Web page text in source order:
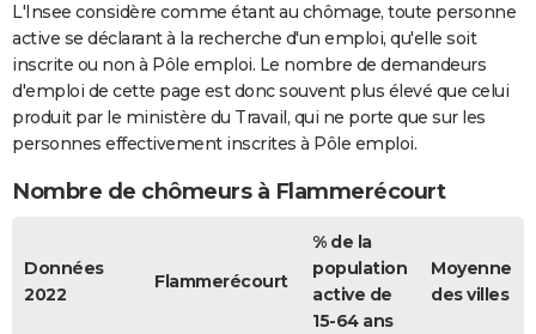
L'Insee considère comme étant au chômage, toute personne
active se déclarant à la recherche d'un emploi, qu'elle soit
inscrite ou non à Pôle emploi. Le nombre de demandeurs
d'emploi de cette page est donc souvent plus élevé que celui
produit par le ministère du Travail, qui ne porte que sur les
personnes effectivement inscrites à Pôle emploi.
Nombre de chômeurs à Flammerécourt
Données
2022
Flammerécourt
% de la
population
active de
15-64 ans
Moyenne
des villes